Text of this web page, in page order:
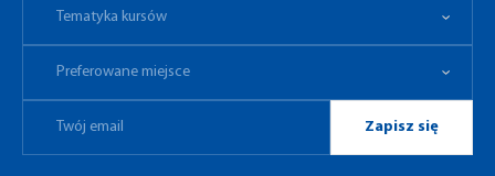
Tematyka kursów
Preferowane miejsce
Zapisz się